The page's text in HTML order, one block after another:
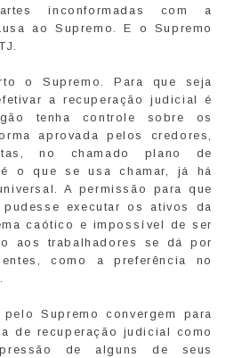
inconformadas com a
ao Supremo. E o Supremo
o Supremo. Para que seja
a recuperação judicial é
tenha controle sobre os
aprovada pelos credores,
no chamado plano de
o que se usa chamar, já há
A permissão para que
executar os ativos da
caótico e impossível de ser
aos trabalhadores se dá por
como a preferência no
Supremo convergem para
de recuperação judicial como
de alguns de seus